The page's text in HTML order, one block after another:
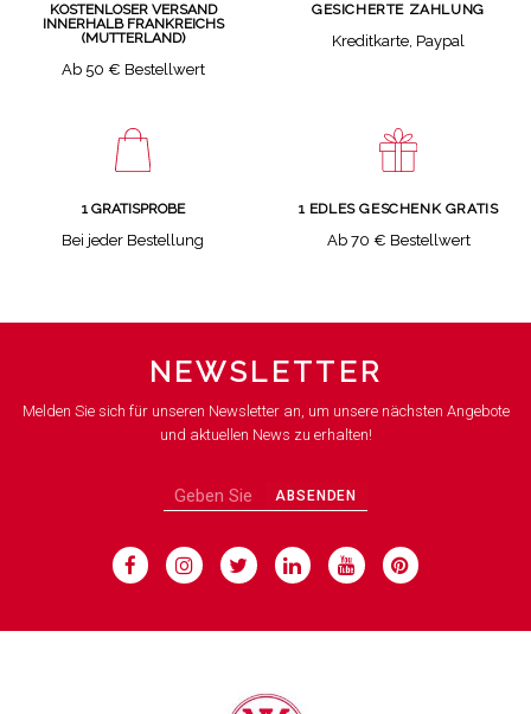
KOSTENLOSER VERSAND
INNERHALB FRANKREICHS
(MUTTERLAND)
Ab 50 € Bestellwert
GESICHERTE ZAHLUNG
Kreditkarte, Paypal
1 GRATISPROBE
Bei jeder Bestellung
1 EDLES GESCHENK GRATIS
Ab 70 € Bestellwert
NEWSLETTER
Melden Sie sich für unseren Newsletter an, um unsere nächsten Angebote
und aktuellen News zu erhalten!
ABSENDEN